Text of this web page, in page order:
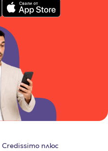
Credissimo плюс